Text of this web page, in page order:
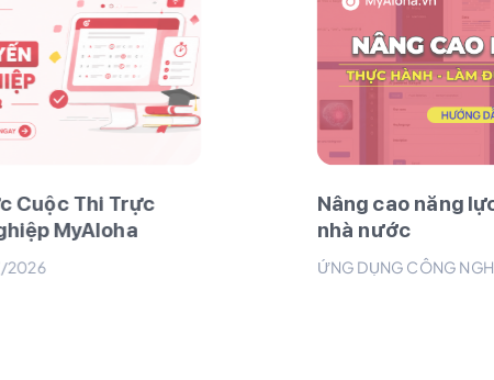
Nâng cao năng lực AI trong Cơ
ỨNG DỤNG CÔNG NGHỆ 25/03/2026